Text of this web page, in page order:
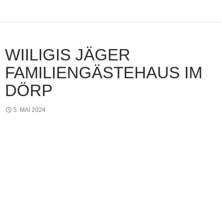
WIILIGIS JÄGER
FAMILIENGÄSTEHAUS IM
DÖRP
5. MAI 2024